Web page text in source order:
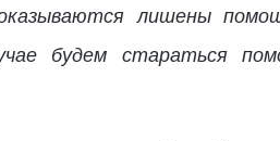
лишены
будем стараться